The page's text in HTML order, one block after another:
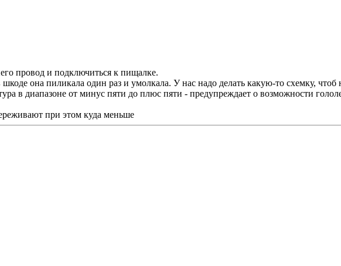
провод и подключиться к пищалке.
она пиликала один раз и умолкала. У нас надо делать какую-то схемку,
в диапазоне от минус пяти до плюс пяти - предупреждает о возможности
при этом куда меньше